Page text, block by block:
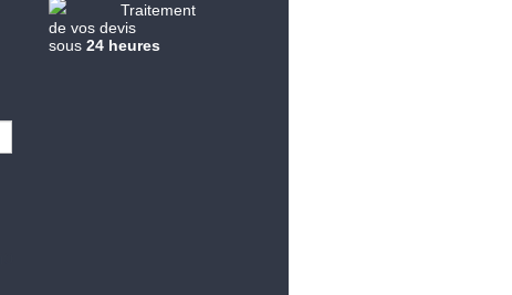
Traitement
de vos devis
sous24 heures